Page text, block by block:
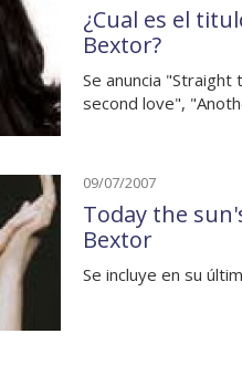
¿Cual es el
Bextor?
Se anuncia
second love",
09/07/2007
Today the
Bextor
Se incluye en su